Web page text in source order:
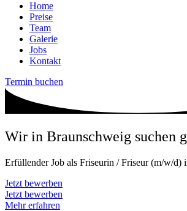
Home
Preise
Team
Galerie
Jobs
Kontakt
Termin buchen
Wir in Braunschweig suchen
Erfüllender Job als Friseurin / Friseur (m/w/d)
Jetzt bewerben
Jetzt bewerben
Mehr erfahren